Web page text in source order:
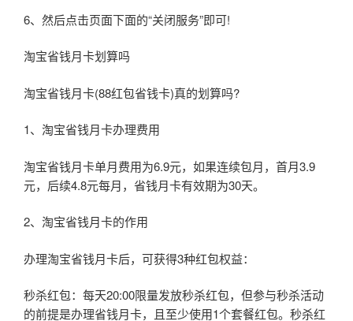
6、然后点击页面下面的“关闭服务”即可!
淘宝省钱月卡划算吗
淘宝省钱月卡(88红包省钱卡)真的划算吗?
1、淘宝省钱月卡办理费用
淘宝省钱月卡单月费用为6.9元，如果连续包月，首月3.9
元，后续4.8元每月，省钱月卡有效期为30天。
2、淘宝省钱月卡的作用
办理淘宝省钱月卡后，可获得3种红包权益：
秒杀红包：每天20:00限量发放秒杀红包，但参与秒杀活动
的前提是办理省钱月卡，且至少使用1个套餐红包。秒杀红